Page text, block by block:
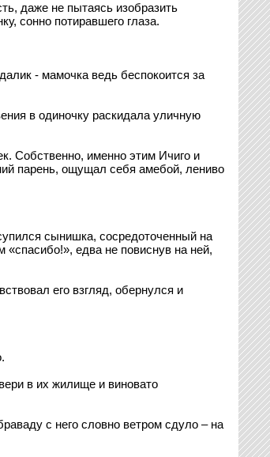
даже не пытаясь изобразить
сонно потиравшего глаза.
- мамочка ведь беспокоится за
в одиночку раскидала уличную
Собственно, именно этим Ичиго и
парень, ощущал себя амебой, лениво
сынишка, сосредоточенный на
«спасибо!», едва не повиснув на ней,
его взгляд, обернулся и
в их жилище и виновато
с него словно ветром сдуло – на